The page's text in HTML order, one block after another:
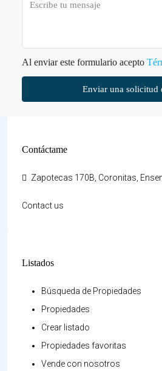
Al enviar este formulario acepto
Enviar una solicitud
Contáctame
Zapotecas 170B, Coronitas,
Contact us
Listados
Búsqueda de Propiedades
Propiedades
Crear listado
Propiedades favoritas
Vende con nosotros